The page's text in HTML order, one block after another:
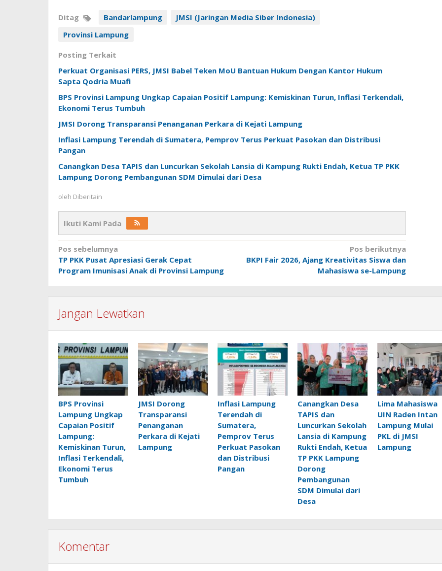
Ditag Bandarlampung
JMSI (Jaringan Media Siber Indonesia)
Provinsi Lampung
Posting Terkait
Perkuat Organisasi PERS, JMSI Babel Teken MoU Bantuan Hukum Dengan Kantor Hukum
Sapta Qodria Muafi
BPS Provinsi Lampung Ungkap Capaian Positif Lampung: Kemiskinan Turun, Inflasi Terkendali,
Ekonomi Terus Tumbuh
JMSI Dorong Transparansi Penanganan Perkara di Kejati Lampung
Inflasi Lampung Terendah di Sumatera, Pemprov Terus Perkuat Pasokan dan Distribusi
Pangan
Canangkan Desa TAPIS dan Luncurkan Sekolah Lansia di Kampung Rukti Endah, Ketua TP PKK
Lampung Dorong Pembangunan SDM Dimulai dari Desa
oleh Diberitain
Ikuti Kami Pada
Navigasi
pos
Pos sebelumnya
TP PKK Pusat Apresiasi Gerak Cepat
Program Imunisasi Anak di Provinsi Lampung
Pos berikutnya
BKPI Fair 2026, Ajang Kreativitas Siswa dan
Mahasiswa se-Lampung
Jangan Lewatkan
BPS Provinsi
Lampung Ungkap
Capaian Positif
Lampung:
Kemiskinan Turun,
Inflasi Terkendali,
Ekonomi Terus
Tumbuh
JMSI Dorong
Transparansi
Penanganan
Perkara di Kejati
Lampung
Inflasi Lampung
Terendah di
Sumatera,
Pemprov Terus
Perkuat Pasokan
dan Distribusi
Pangan
Canangkan Desa
TAPIS dan
Luncurkan Sekolah
Lansia di Kampung
Rukti Endah, Ketua
TP PKK Lampung
Dorong
Pembangunan
SDM Dimulai dari
Desa
Lima Mahasiswa
UIN Raden Intan
Lampung Mulai
PKL di JMSI
Lampung
Komentar